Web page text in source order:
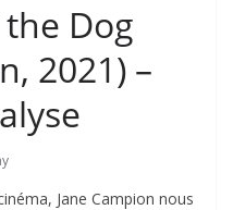
Dog
2021) –
Jane Campion nous